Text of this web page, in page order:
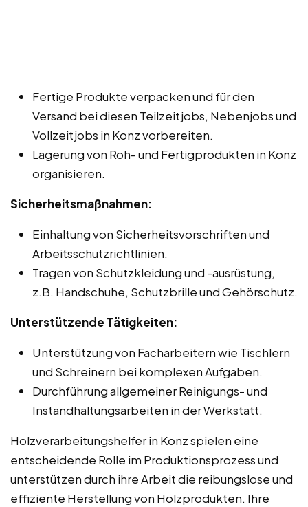
Fertige Produkte verpacken und für den
Versand bei diesen Teilzeitjobs, Nebenjobs und
Vollzeitjobs in Konz vorbereiten.
Lagerung von Roh- und Fertigprodukten in Konz
organisieren.
Sicherheitsmaßnahmen:
Einhaltung von Sicherheitsvorschriften und
Arbeitsschutzrichtlinien.
Tragen von Schutzkleidung und -ausrüstung,
z.B. Handschuhe, Schutzbrille und Gehörschutz.
Unterstützende Tätigkeiten:
Unterstützung von Facharbeitern wie Tischlern
und Schreinern bei komplexen Aufgaben.
Durchführung allgemeiner Reinigungs- und
Instandhaltungsarbeiten in der Werkstatt.
Holzverarbeitungshelfer in Konz spielen eine
entscheidende Rolle im Produktionsprozess und
unterstützen durch ihre Arbeit die reibungslose und
effiziente Herstellung von Holzprodukten. Ihre